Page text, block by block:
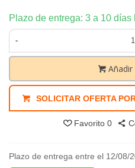
Plazo de entrega: 3 a 10 días
-
SOLICITAR OFERTA
Favorito 0
Plazo de entrega entre el 12/08/